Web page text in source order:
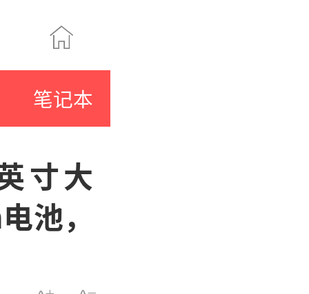
笔记本
寸大
池，